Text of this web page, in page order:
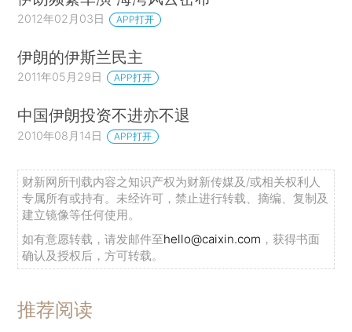
2012年02月03日 APP打开
伊朗的伊斯兰民主
2011年05月29日 APP打开
中国伊朗投资不进亦不退
2010年08月14日 APP打开
财新网所刊载内容之知识产权为财新传媒及/或相关权利人
专属所有或持有。未经许可，禁止进行转载、摘编、复制及
建立镜像等任何使用。
如有意愿转载，请发邮件至hello@caixin.com ，获得书面
确认及授权后，方可转载。
推荐阅读